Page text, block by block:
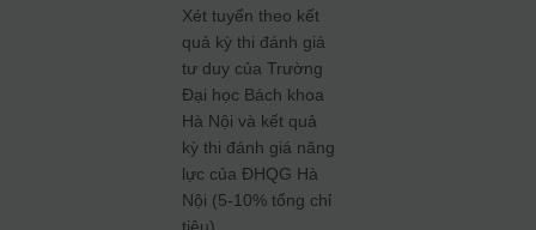
Xét tuyển theo kết
quả kỳ thi đánh giá
tư duy của Trường
Đại học Bách khoa
Hà Nội và kết quả
kỳ thi đánh giá năng
lực của ĐHQG Hà
Nội (5-10% tổng chỉ
tiêu).